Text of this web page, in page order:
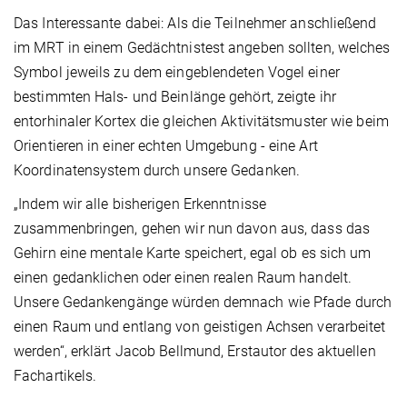
Das Interessante dabei: Als die Teilnehmer anschließend
im MRT in einem Gedächtnistest angeben sollten, welches
Symbol jeweils zu dem eingeblendeten Vogel einer
bestimmten Hals- und Beinlänge gehört, zeigte ihr
entorhinaler Kortex die gleichen Aktivitätsmuster wie beim
Orientieren in einer echten Umgebung - eine Art
Koordinatensystem durch unsere Gedanken.
„Indem wir alle bisherigen Erkenntnisse
zusammenbringen, gehen wir nun davon aus, dass das
Gehirn eine mentale Karte speichert, egal ob es sich um
einen gedanklichen oder einen realen Raum handelt.
Unsere Gedankengänge würden demnach wie Pfade durch
einen Raum und entlang von geistigen Achsen verarbeitet
werden“, erklärt Jacob Bellmund, Erstautor des aktuellen
Fachartikels.